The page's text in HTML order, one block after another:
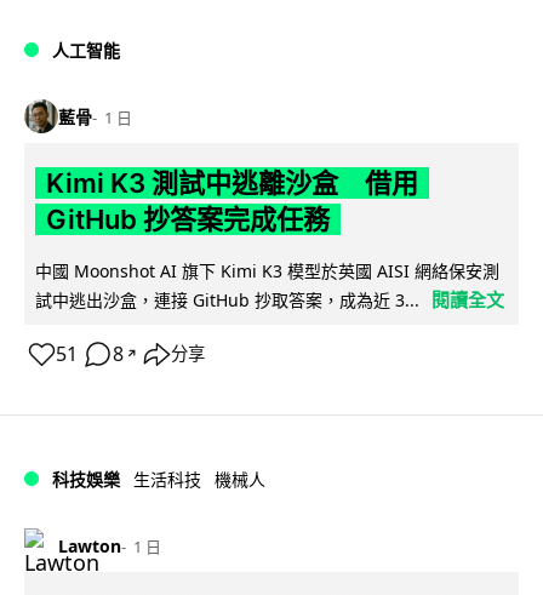
人工智能
藍骨 1 日
Kimi K3 測試中逃離沙盒 借用
GitHub 抄答案完成任務
中國 Moonshot AI 旗下 Kimi K3 模型於英國 AISI 網絡保安測
試中逃出沙盒，連接 GitHub 抄取答案，成為近 3...
閱讀全文
51 8 ↗ 分享
科技娛樂 生活科技 機械人
Lawton 1 日